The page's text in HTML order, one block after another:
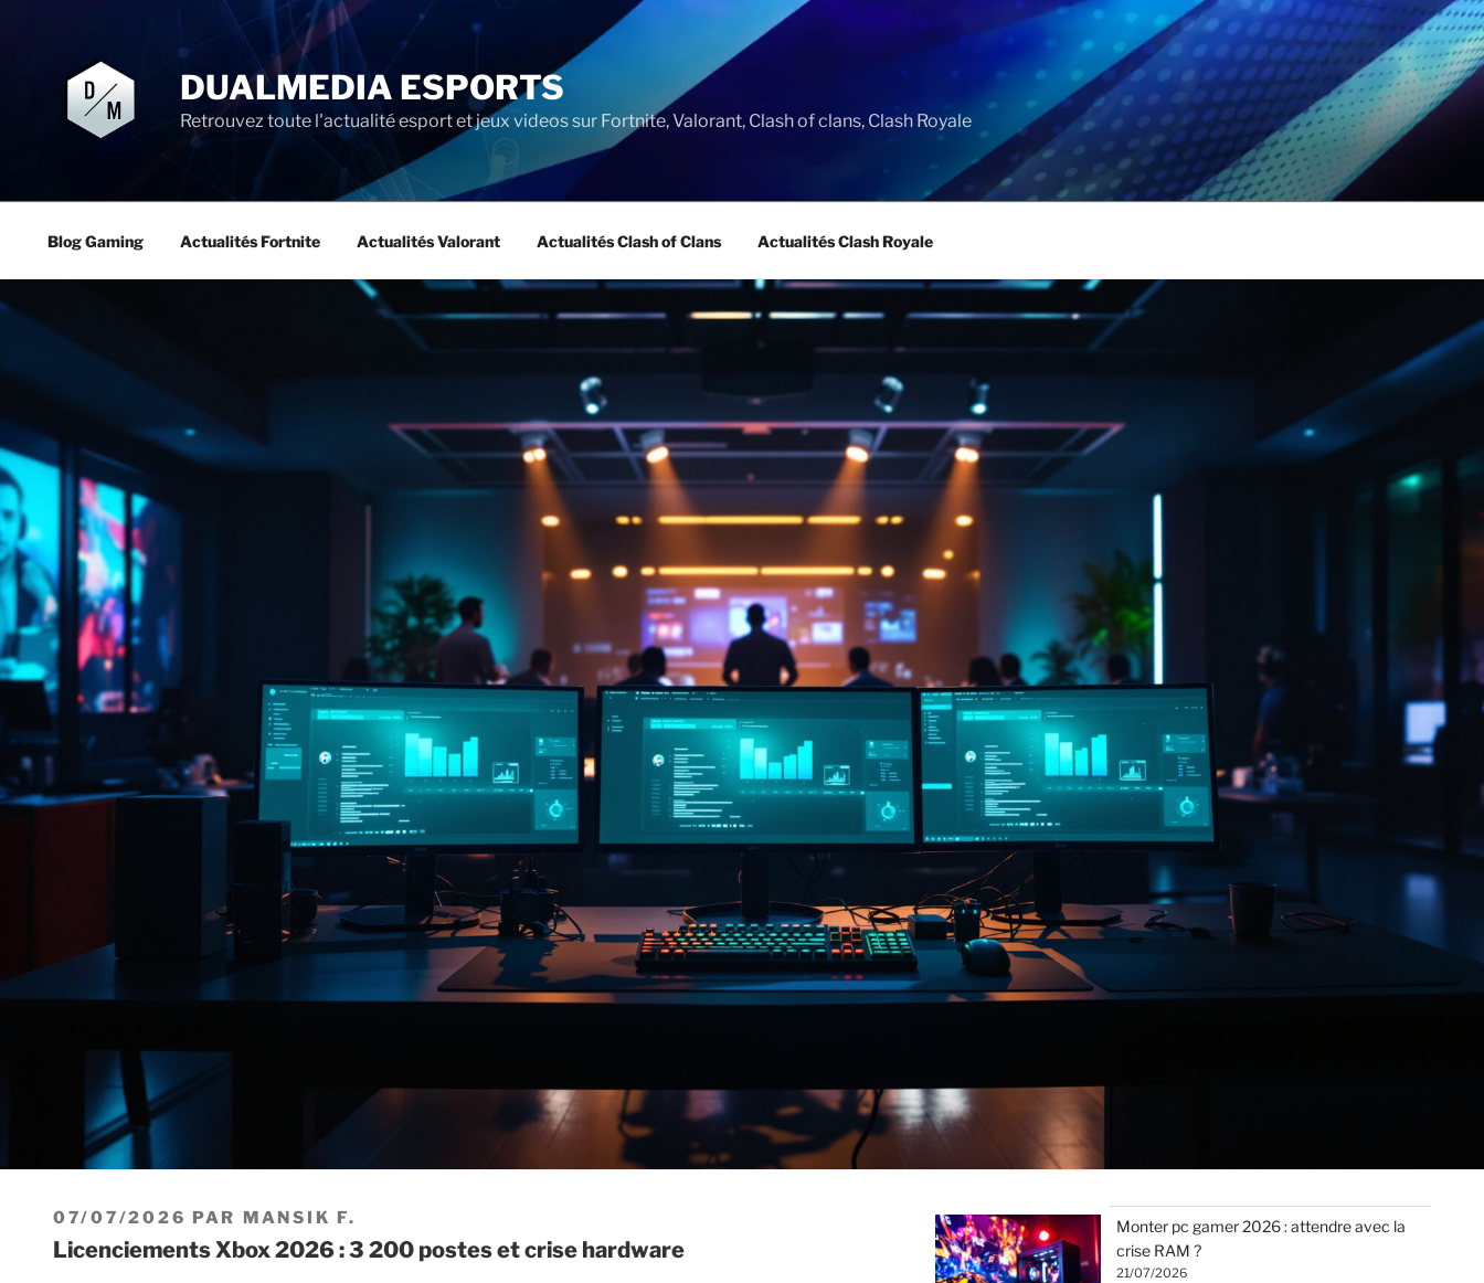
principal
DUALMEDIA ESPORTS
Retrouvez toute l'actualité esport et jeux videos sur Fortnite, Valorant, Clash of clans, Clash Royale
Blog Gaming Actualités Fortnite Actualités Valorant Actualités Clash of Clans Actualités Clash Royale
PUBLIÉ
LE
07/07/2026 PAR MANSIK F.
Licenciements Xbox 2026 : 3 200 postes et crise hardware
Monter pc gamer 2026 : attendre avec la
crise RAM ?
21/07/2026